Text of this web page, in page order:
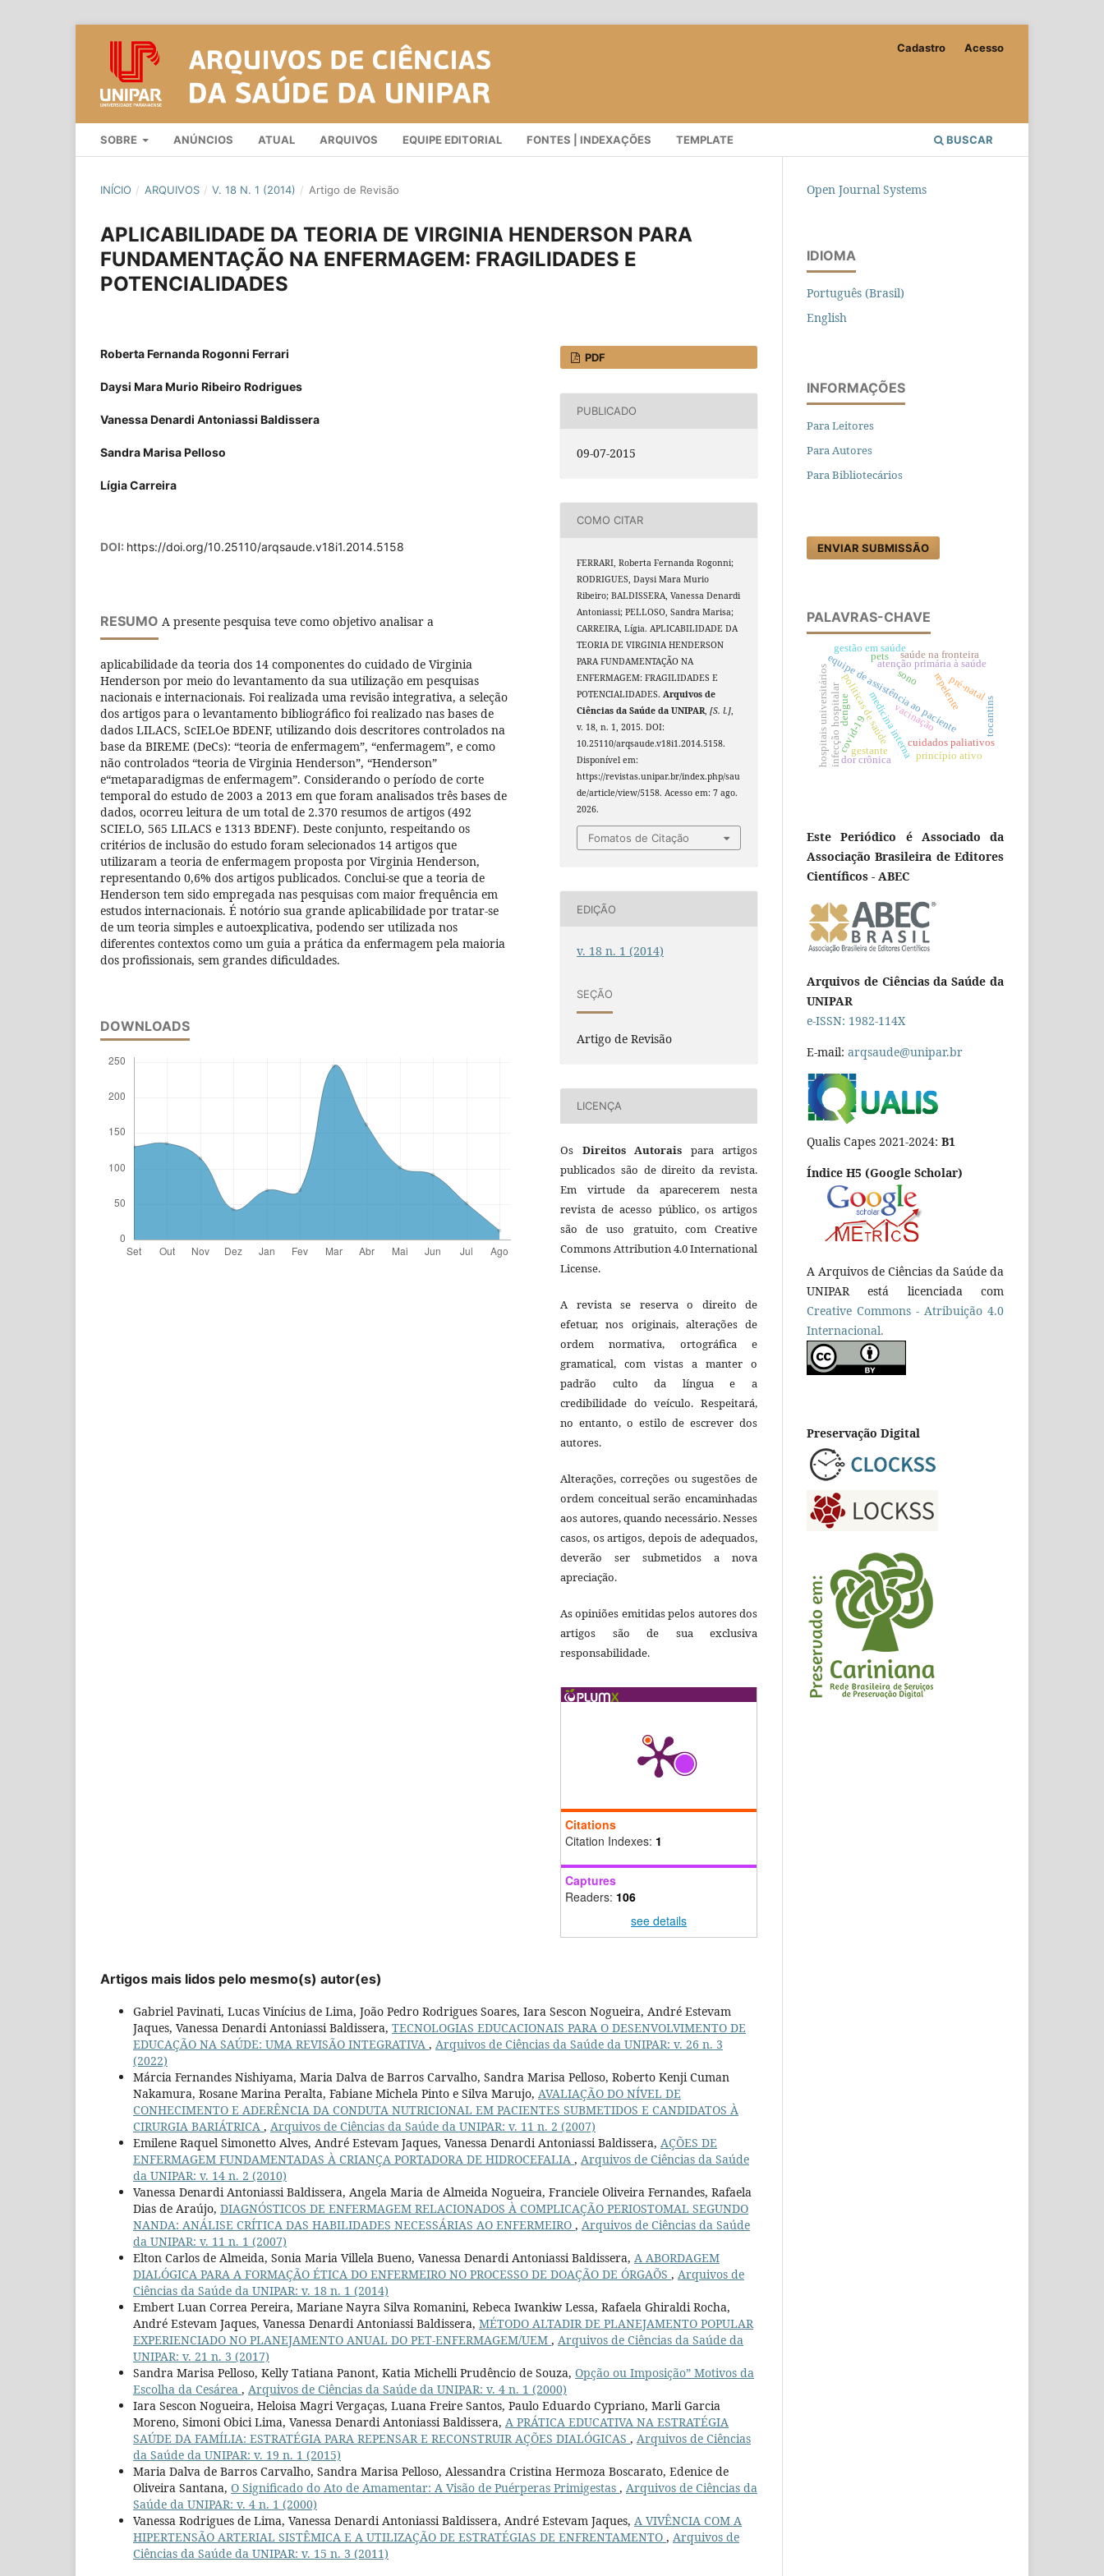
SOBRE ANÚNCIOS ATUAL ARQUIVOS EQUIPE EDITORIAL FONTES | INDEXAÇÕES TEMPLATE BUSCAR
Cadastro Acesso
INÍCIO / ARQUIVOS / V. 18 N. 1 (2014) / Artigo de Revisão
APLICABILIDADE DA TEORIA DE VIRGINIA HENDERSON PARA
FUNDAMENTAÇÃO NA ENFERMAGEM: FRAGILIDADES E
POTENCIALIDADES
Roberta Fernanda Rogonni Ferrari
Daysi Mara Murio Ribeiro Rodrigues
Vanessa Denardi Antoniassi Baldissera
Sandra Marisa Pelloso
Lígia Carreira
DOI: https://doi.org/10.25110/arqsaude.v18i1.2014.5158
RESUMO A presente pesquisa teve como objetivo analisar a
aplicabilidade da teoria dos 14 componentes do cuidado de Virginia
Henderson por meio do levantamento da sua utilização em pesquisas
nacionais e internacionais. Foi realizada uma revisão integrativa, a seleção
dos artigos para o levantamento bibliográfico foi realizado nas bases de
dados LILACS, ScIELOe BDENF, utilizando dois descritores controlados na
base da BIREME (DeCs): “teoria de enfermagem”, “enfermagem”, e como
não controlados “teoria de Virginia Henderson”, “Henderson”
e“metaparadigmas de enfermagem”. Considerando o período de corte
temporal do estudo de 2003 a 2013 em que foram analisados três bases de
dados, ocorreu leitura de um total de 2.370 resumos de artigos (492
SCIELO, 565 LILACS e 1313 BDENF). Deste conjunto, respeitando os
critérios de inclusão do estudo foram selecionados 14 artigos que
utilizaram a teoria de enfermagem proposta por Virginia Henderson,
representando 0,6% dos artigos publicados. Conclui-se que a teoria de
Henderson tem sido empregada nas pesquisas com maior frequência em
estudos internacionais. É notório sua grande aplicabilidade por tratar-se
de um teoria simples e autoexplicativa, podendo ser utilizada nos
diferentes contextos como um guia a prática da enfermagem pela maioria
dos profissionais, sem grandes dificuldades.
DOWNLOADS
PDF
PUBLICADO
09-07-2015
COMO CITAR
FERRARI, Roberta Fernanda Rogonni;
RODRIGUES, Daysi Mara Murio
Ribeiro; BALDISSERA, Vanessa Denardi
Antoniassi; PELLOSO, Sandra Marisa;
CARREIRA, Lígia. APLICABILIDADE DA
TEORIA DE VIRGINIA HENDERSON
PARA FUNDAMENTAÇÃO NA
ENFERMAGEM: FRAGILIDADES E
POTENCIALIDADES.Arquivos de
Ciências da Saúde da UNIPAR,[S. l.],
v. 18, n. 1, 2015. DOI:
10.25110/arqsaude.v18i1.2014.5158.
Disponível em:
https://revistas.unipar.br/index.php/sau
de/article/view/5158. Acesso em: 7 ago.
2026.
Fomatos de Citação
EDIÇÃO
v. 18 n. 1 (2014)
SEÇÃO
Artigo de Revisão
LICENÇA
Os Direitos Autorais para artigos
publicados são de direito da revista.
Em virtude da aparecerem nesta
revista de acesso público, os artigos
são de uso gratuito, com Creative
Commons Attribution 4.0 International
License.
A revista se reserva o direito de
efetuar, nos originais, alterações de
ordem normativa, ortográfica e
gramatical, com vistas a manter o
padrão culto da língua e a
credibilidade do veículo. Respeitará,
no entanto, o estilo de escrever dos
autores.
Alterações, correções ou sugestões de
ordem conceitual serão encaminhadas
aos autores, quando necessário. Nesses
casos, os artigos, depois de adequados,
deverão ser submetidos a nova
apreciação.
As opiniões emitidas pelos autores dos
artigos são de sua exclusiva
responsabilidade.
Citations
Citation Indexes: 1
Captures
Readers: 106
see details
Artigos mais lidos pelo mesmo(s) autor(es)
Gabriel Pavinati, Lucas Vinícius de Lima, João Pedro Rodrigues Soares, Iara Sescon Nogueira, André Estevam
Jaques, Vanessa Denardi Antoniassi Baldissera, TECNOLOGIAS EDUCACIONAIS PARA O DESENVOLVIMENTO DE
EDUCAÇÃO NA SAÚDE: UMA REVISÃO INTEGRATIVA , Arquivos de Ciências da Saúde da UNIPAR: v. 26 n. 3
(2022)
Márcia Fernandes Nishiyama, Maria Dalva de Barros Carvalho, Sandra Marisa Pelloso, Roberto Kenji Cuman
Nakamura, Rosane Marina Peralta, Fabiane Michela Pinto e Silva Marujo, AVALIAÇÃO DO NÍVEL DE
CONHECIMENTO E ADERÊNCIA DA CONDUTA NUTRICIONAL EM PACIENTES SUBMETIDOS E CANDIDATOS À
CIRURGIA BARIÁTRICA , Arquivos de Ciências da Saúde da UNIPAR: v. 11 n. 2 (2007)
Emilene Raquel Simonetto Alves, André Estevam Jaques, Vanessa Denardi Antoniassi Baldissera, AÇÕES DE
ENFERMAGEM FUNDAMENTADAS À CRIANÇA PORTADORA DE HIDROCEFALIA , Arquivos de Ciências da Saúde
da UNIPAR: v. 14 n. 2 (2010)
Vanessa Denardi Antoniassi Baldissera, Angela Maria de Almeida Nogueira, Franciele Oliveira Fernandes, Rafaela
Dias de Araújo, DIAGNÓSTICOS DE ENFERMAGEM RELACIONADOS À COMPLICAÇÃO PERIOSTOMAL SEGUNDO
NANDA: ANÁLISE CRÍTICA DAS HABILIDADES NECESSÁRIAS AO ENFERMEIRO , Arquivos de Ciências da Saúde
da UNIPAR: v. 11 n. 1 (2007)
Elton Carlos de Almeida, Sonia Maria Villela Bueno, Vanessa Denardi Antoniassi Baldissera, A ABORDAGEM
DIALÓGICA PARA A FORMAÇÃO ÉTICA DO ENFERMEIRO NO PROCESSO DE DOAÇÃO DE ÓRGAÕS , Arquivos de
Ciências da Saúde da UNIPAR: v. 18 n. 1 (2014)
Embert Luan Correa Pereira, Mariane Nayra Silva Romanini, Rebeca Iwankiw Lessa, Rafaela Ghiraldi Rocha,
André Estevam Jaques, Vanessa Denardi Antoniassi Baldissera, MÉTODO ALTADIR DE PLANEJAMENTO POPULAR
EXPERIENCIADO NO PLANEJAMENTO ANUAL DO PET-ENFERMAGEM/UEM , Arquivos de Ciências da Saúde da
UNIPAR: v. 21 n. 3 (2017)
Sandra Marisa Pelloso, Kelly Tatiana Panont, Katia Michelli Prudêncio de Souza, Opção ou Imposição” Motivos da
Escolha da Cesárea , Arquivos de Ciências da Saúde da UNIPAR: v. 4 n. 1 (2000)
Iara Sescon Nogueira, Heloisa Magri Vergaças, Luana Freire Santos, Paulo Eduardo Cypriano, Marli Garcia
Moreno, Simoni Obici Lima, Vanessa Denardi Antoniassi Baldissera, A PRÁTICA EDUCATIVA NA ESTRATÉGIA
SAÚDE DA FAMÍLIA: ESTRATÉGIA PARA REPENSAR E RECONSTRUIR AÇÕES DIALÓGICAS , Arquivos de Ciências
da Saúde da UNIPAR: v. 19 n. 1 (2015)
Maria Dalva de Barros Carvalho, Sandra Marisa Pelloso, Alessandra Cristina Hermoza Boscarato, Edenice de
Oliveira Santana, O Significado do Ato de Amamentar: A Visão de Puérperas Primigestas , Arquivos de Ciências da
Saúde da UNIPAR: v. 4 n. 1 (2000)
Vanessa Rodrigues de Lima, Vanessa Denardi Antoniassi Baldissera, André Estevam Jaques, A VIVÊNCIA COM A
HIPERTENSÃO ARTERIAL SISTÊMICA E A UTILIZAÇÃO DE ESTRATÉGIAS DE ENFRENTAMENTO , Arquivos de
Ciências da Saúde da UNIPAR: v. 15 n. 3 (2011)
Open Journal Systems
IDIOMA
Português (Brasil)
English
INFORMAÇÕES
Para Leitores
Para Autores
Para Bibliotecários
ENVIAR SUBMISSÃO
PALAVRAS-CHAVE
equipe de assistência ao paciente
cuidados paliativos
atenção primária à saúde
políticas de saúde
gestão em saúde
vacinação
covid-19
infecção hospitalar
hospitais universitários medicina interna
sono repelente
princípio ativo
pré-natal
saúde na fronteira
dengue tocantins
dor crônica
pets
gestante
Este Periódico é Associado da
Associação Brasileira de Editores
Científicos - ABEC
Arquivos de Ciências da Saúde da
UNIPAR
e-ISSN: 1982-114X
E-mail: arqsaude@unipar.br
Qualis Capes 2021-2024: B1
Índice H5 (Google Scholar)
A Arquivos de Ciências da Saúde da
UNIPAR está licenciada com
Creative Commons - Atribuição 4.0
Internacional.
Preservação Digital